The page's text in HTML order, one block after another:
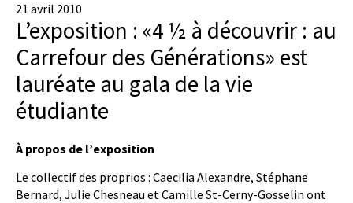
21 avril 2010
L’exposition : «4 ½ à découvrir : au
Carrefour des Générations» est
lauréate au gala de la vie
étudiante
À propos de l’exposition
Le collectif des proprios : Caecilia Alexandre, Stéphane
Bernard, Julie Chesneau et Camille St-Cerny-Gosselin ont